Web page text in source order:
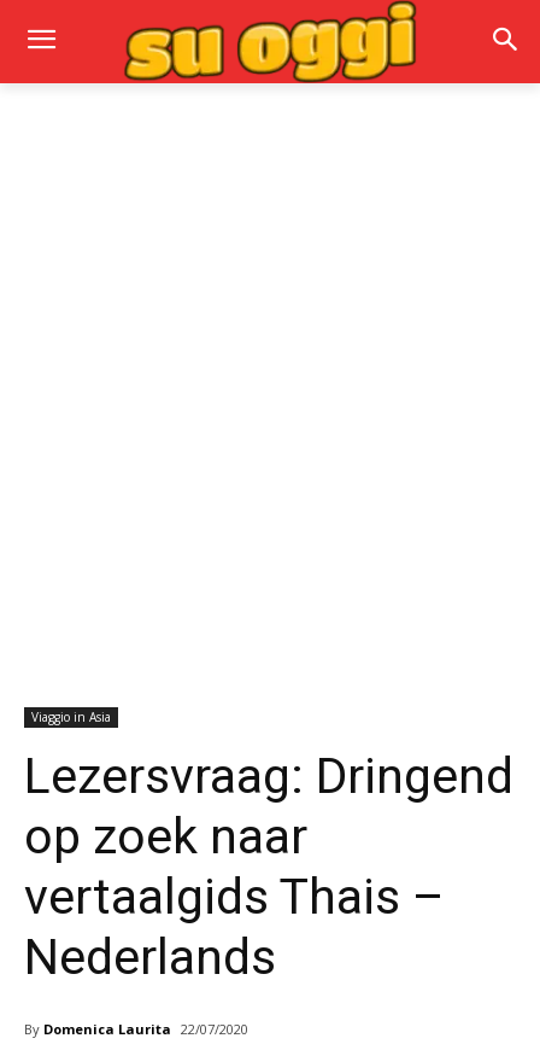
Viaggio in Asia
Lezersvraag: Dringend
op zoek naar
vertaalgids Thais –
Nederlands
By Domenica Laurita 22/07/2020